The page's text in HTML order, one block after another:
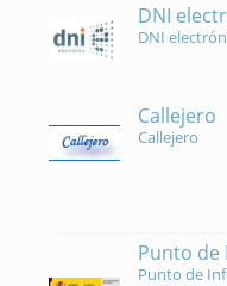
DNI
DNI
Callejero
Callejero
Punto de
Punto de